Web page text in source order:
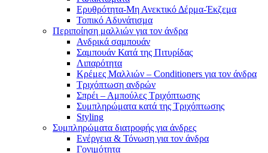
Ερυθρότητα-Μη Ανεκτικό Δέρμα-Έκζεμα
Τοπικό Αδυνάτισμα
Περιποίηση μαλλιών για τον άνδρα
Ανδρικά σαμπουάν
Σαμπουάν Κατά της Πιτυρίδας
Λιπαρότητα
Κρέμες Μαλλιών – Conditioners για τον άνδρα
Τριχόπτωση ανδρών
Σπρέι – Αμπούλες Τριχόπτωσης
Συμπληρώματα κατά της Τριχόπτωσης
Styling
Συμπληρώματα διατροφής για άνδρες
Ενέργεια & Τόνωση για τον άνδρα
Γονιμότητα